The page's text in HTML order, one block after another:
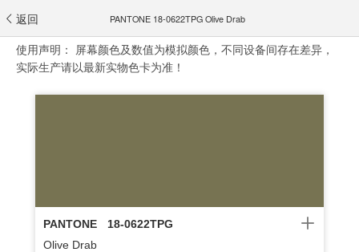
返回 PANTONE 18-0622TPG Olive Drab
使用声明： 屏幕颜色及数值为模拟颜色，不同设备间存在差异，
实际生产请以最新实物色卡为准！
PANTONE
18-0622TPG
Olive Drab